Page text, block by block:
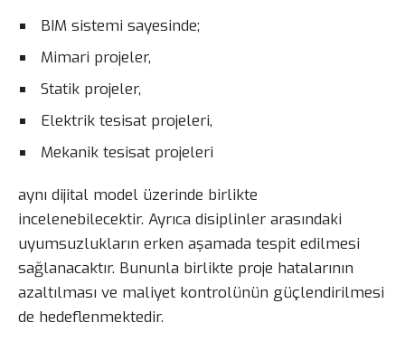
BIM sistemi sayesinde;
Mimari projeler,
Statik projeler,
Elektrik tesisat projeleri,
Mekanik tesisat projeleri
aynı dijital model üzerinde birlikte
incelenebilecektir. Ayrıca disiplinler arasındaki
uyumsuzlukların erken aşamada tespit edilmesi
sağlanacaktır. Bununla birlikte proje hatalarının
azaltılması ve maliyet kontrolünün güçlendirilmesi
de hedeflenmektedir.